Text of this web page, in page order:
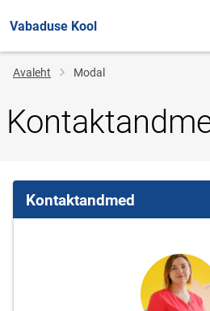
Vabaduse Kool
Jälglink
Avaleht Modal
Kontaktandmed